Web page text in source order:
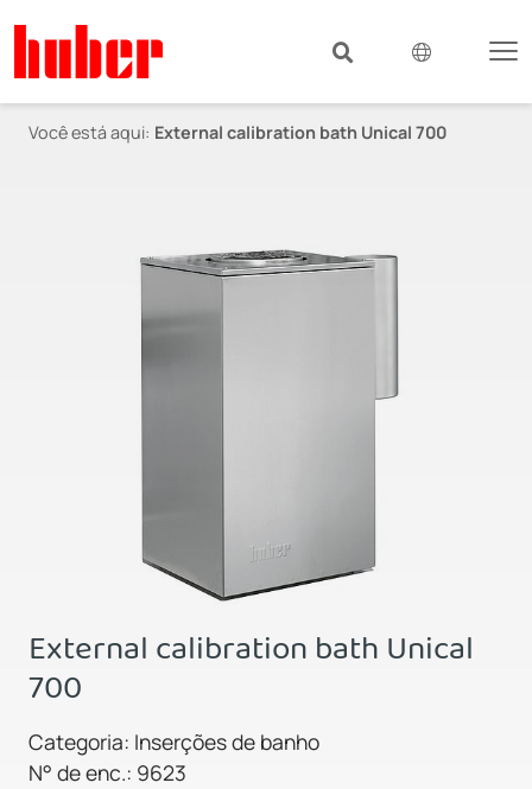
Você está aqui: External calibration bath Unical 700
External calibration bath Unical
700
Categoria: Inserções de banho
N° de enc.: 9623